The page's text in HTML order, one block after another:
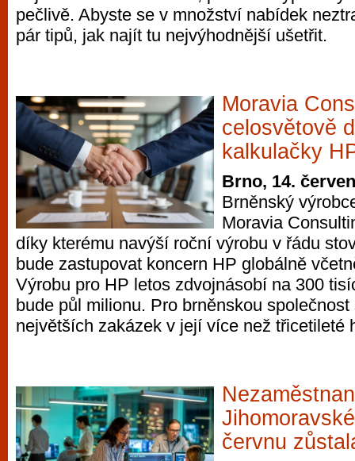
pečlivě. Abyste se v množství nabídek
pár tipů, jak najít tu nejvýhodnější ušetřit.
Moravia
celosvětově
kalkulačky
Brno, 14.
Brněnský
Moravia
díky kterému navýší roční výrobu v řádu
bude zastupovat koncern HP globálně
Výrobu pro HP letos zdvojnásobí na 300
bude půl milionu. Pro brněnskou
největších zakázek v její více než třicetileté
červnu
vyzkoušet různé kasinové hry. V
metropoli naleznete širokou nabídku her